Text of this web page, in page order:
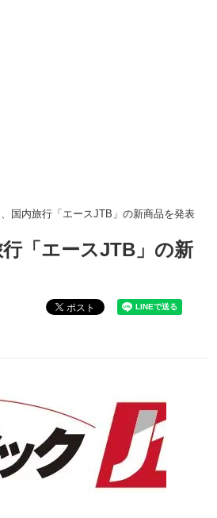
、国内旅行「エースJTB」の新商品を発表
行「エースJTB」の新
ポスト